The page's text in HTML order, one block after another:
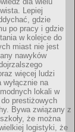
Lepiej
gdzie
po pracy i gdzie
w kolejce do
miast nie jest
nawyków
więcej ludzi
na
lokali w
prestiżowych
Bywa związany z
że można
logistyki, że